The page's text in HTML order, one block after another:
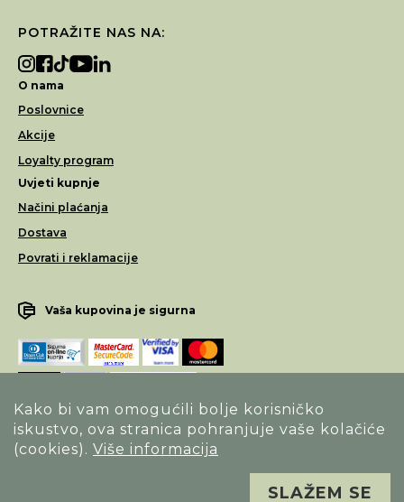
Kako bi vam omogućili bolje korisničko
iskustvo, ova stranica pohranjuje vaše kolačiće
(cookies). Više informacija
SLAŽEM SE
POTRAŽITE NAS NA:
O nama
Poslovnice
Akcije
Loyalty program
Uvjeti kupnje
Načini plaćanja
Dostava
Povrati i reklamacije
Vaša kupovina je sigurna
Opći uvjeti poslovanja
Sva prava pridržana. Alfa Vision optika ©